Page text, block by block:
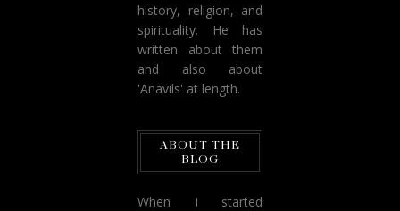
history, religion, and
spirituality. He has
written about them
and also about
'Anavils' at length.
ABOUT THE
BLOG
When I started